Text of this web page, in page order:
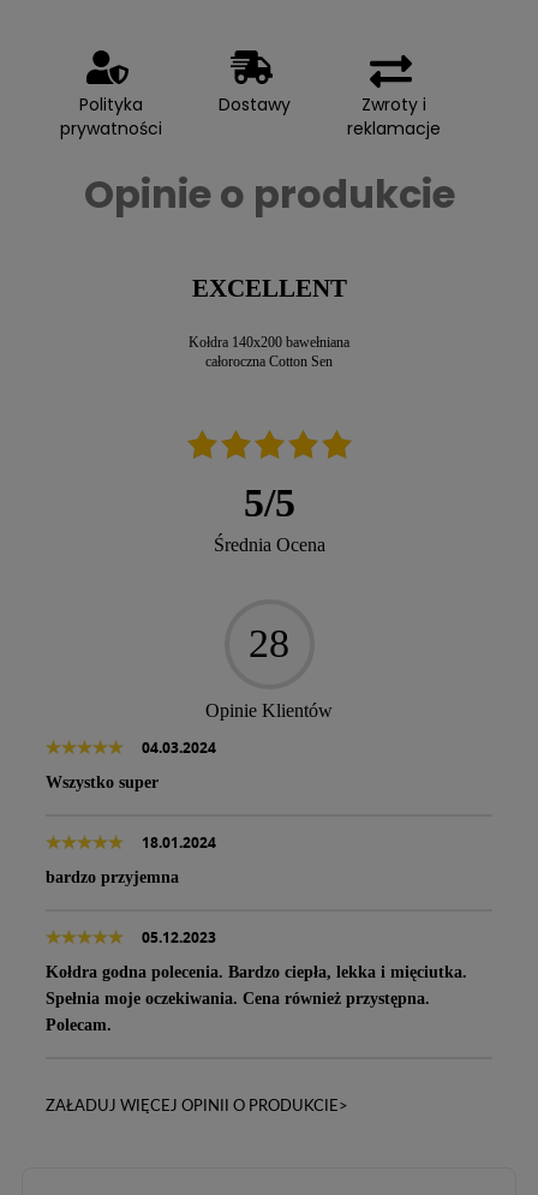
Polityka
prywatności
Dostawy
Zwroty i
reklamacje
Opinie o produkcie
EXCELLENT
Kołdra 140x200 bawełniana
całoroczna Cotton Sen
5/5
Średnia Ocena
28
Opinie Klientów
04.03.2024
Wszystko super
18.01.2024
bardzo przyjemna
05.12.2023
Kołdra godna polecenia. Bardzo ciepła, lekka i mięciutka.
Spełnia moje oczekiwania. Cena również przystępna.
Polecam.
ZAŁADUJ WIĘCEJ OPINII O PRODUKCIE>